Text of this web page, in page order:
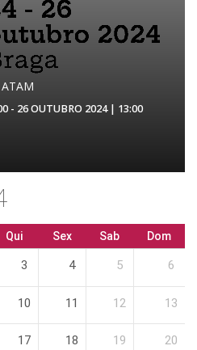
- 26 OUTUBRO 2024 | 13:00
Qui Sex Sab Dom
3 4 5 6
10 11 12 13
17 18 19 20